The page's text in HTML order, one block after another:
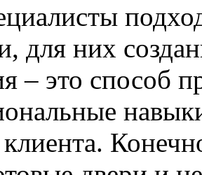
для них
– это способ
клиента.